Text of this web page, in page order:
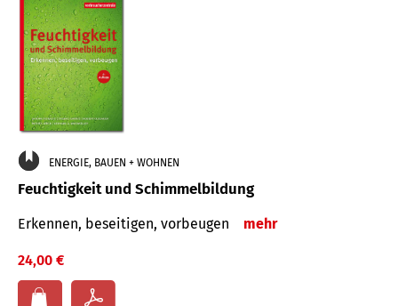
ENERGIE, BAUEN + WOHNEN
Feuchtigkeit und Schimmelbildung
Erkennen, beseitigen, vorbeugen mehr
24,00 €